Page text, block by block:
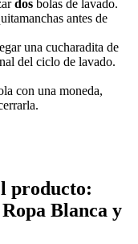
dos bolas de lavado.
antes de
una cucharadita de
del ciclo de lavado.
con una moneda,
producto:
Blanca y